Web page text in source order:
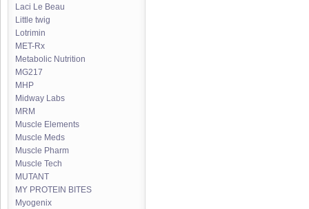
Laci Le Beau
Little twig
Lotrimin
MET-Rx
Metabolic Nutrition
MG217
MHP
Midway Labs
MRM
Muscle Elements
Muscle Meds
Muscle Pharm
Muscle Tech
MUTANT
MY PROTEIN BITES
Myogenix